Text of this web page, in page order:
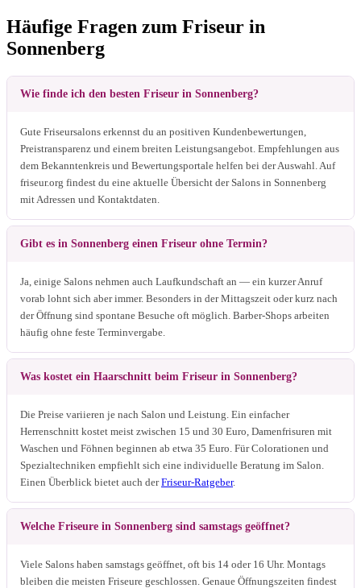
Häufige Fragen zum Friseur in
Sonnenberg
Wie finde ich den besten Friseur in Sonnenberg?
Gute Friseursalons erkennst du an positiven Kundenbewertungen,
Preistransparenz und einem breiten Leistungsangebot. Empfehlungen aus
dem Bekanntenkreis und Bewertungsportale helfen bei der Auswahl. Auf
friseur.org findest du eine aktuelle Übersicht der Salons in Sonnenberg
mit Adressen und Kontaktdaten.
Gibt es in Sonnenberg einen Friseur ohne Termin?
Ja, einige Salons nehmen auch Laufkundschaft an — ein kurzer Anruf
vorab lohnt sich aber immer. Besonders in der Mittagszeit oder kurz nach
der Öffnung sind spontane Besuche oft möglich. Barber-Shops arbeiten
häufig ohne feste Terminvergabe.
Was kostet ein Haarschnitt beim Friseur in Sonnenberg?
Die Preise variieren je nach Salon und Leistung. Ein einfacher
Herrenschnitt kostet meist zwischen 15 und 30 Euro, Damenfrisuren mit
Waschen und Föhnen beginnen ab etwa 35 Euro. Für Colorationen und
Spezialtechniken empfiehlt sich eine individuelle Beratung im Salon.
Einen Überblick bietet auch derFriseur-Ratgeber.
Welche Friseure in Sonnenberg sind samstags geöffnet?
Viele Salons haben samstags geöffnet, oft bis 14 oder 16 Uhr. Montags
bleiben die meisten Friseure geschlossen. Genaue Öffnungszeiten findest